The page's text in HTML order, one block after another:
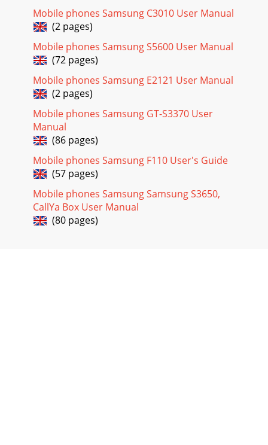
Mobile phones Samsung C3010 User Manual
(2 pages)
Mobile phones Samsung S5600 User Manual
(72 pages)
Mobile phones Samsung E2121 User Manual
(2 pages)
Mobile phones Samsung GT-S3370 User
Manual
(86 pages)
Mobile phones Samsung F110 User's Guide
(57 pages)
Mobile phones Samsung Samsung S3650,
CallYa Box User Manual
(80 pages)